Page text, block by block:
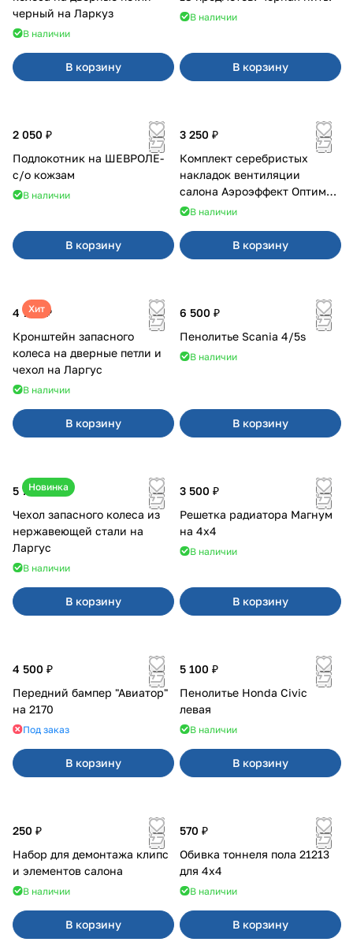
черный на Ларкуз
В наличии
В корзину
В наличии
В корзину
2 050 ₽
Подлокотник на ШЕВРОЛЕ-
с/о кожзам
В наличии
В корзину
3 250 ₽
Комплект серебристых
накладок вентиляции
салона Аэроэффект Оптимал
на 4х4
В наличии
В корзину
Хит
4 700 ₽
Кронштейн запасного
колеса на дверные петли и
чехол на Ларгус
В наличии
В корзину
6 500 ₽
Пенолитье Scania 4/5s
В наличии
В корзину
Новинка
5 700 ₽
Чехол запасного колеса из
нержавеющей стали на
Ларгус
В наличии
В корзину
3 500 ₽
Решетка радиатора Магнум
на 4х4
В наличии
В корзину
4 500 ₽
Передний бампер "Авиатор"
на 2170
Под заказ
В корзину
5 100 ₽
Пенолитье Honda Civic
левая
В наличии
В корзину
250 ₽
Набор для демонтажа клипс
и элементов салона
В наличии
В корзину
570 ₽
Обивка тоннеля пола 21213
для 4x4
В наличии
В корзину